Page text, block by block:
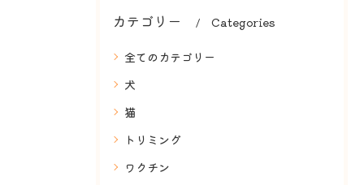
カテゴリー Categories
全てのカテゴリー
犬
猫
トリミング
ワクチン